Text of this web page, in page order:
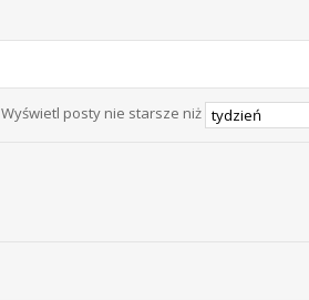
Wyświetl posty nie starsze niż